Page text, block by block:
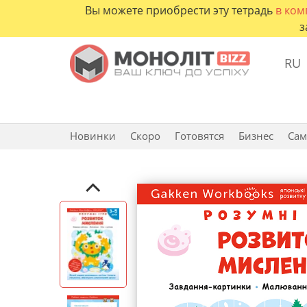
Вы можете приобрести эту тетрадь в
RU
Новинки Скоро Готовятся Бизнес